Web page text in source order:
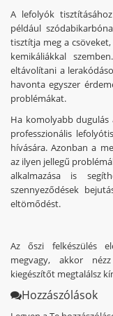
A lefolyók
például
tisztítja meg a
kemikáliákkal
eltávolítani a
havonta egyszer
problémákat.
Ha komolyabb dugulás
professzionális
hívására. Azonban a
az ilyen jellegű
alkalmazása is
szennyeződések
eltömődést.
Az őszi felkészülés
megvagy, akkor
kiegészítőt megtalálsz
Hozzászólások